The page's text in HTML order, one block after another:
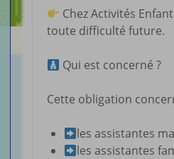
Chez Activités
toute difficulté future.
Qui est concerné ?
Cette obligation
les assistantes
les assistantes